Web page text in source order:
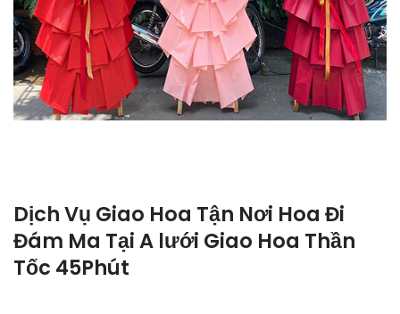
Dịch Vụ Giao Hoa Tận Nơi Hoa Đi
Đám Ma Tại A lưới Giao Hoa Thần
Tốc 45Phút